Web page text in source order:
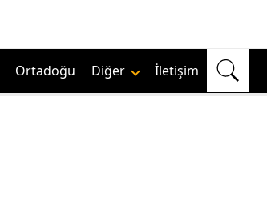
Ortadoğu Diğer İletişim